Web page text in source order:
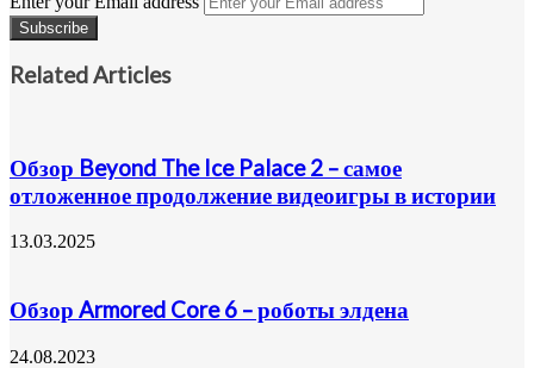
Related Articles
Обзор Beyond The Ice Palace 2 – самое
отложенное продолжение видеоигры в истории
13.03.2025
Обзор Armored Core 6 – роботы элдена
24.08.2023